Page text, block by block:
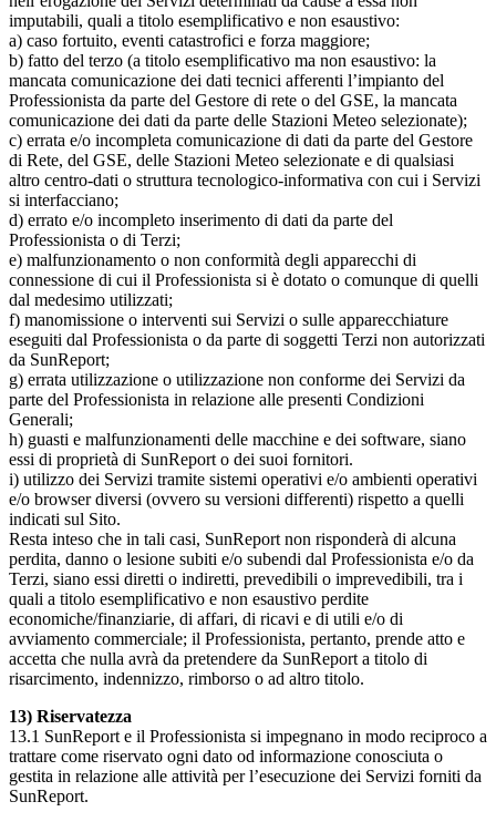
imputabili, quali a titolo esemplificativo e non esaustivo:
a) caso fortuito, eventi catastrofici e forza maggiore;
b) fatto del terzo (a titolo esemplificativo ma non esaustivo: la
mancata comunicazione dei dati tecnici afferenti l’impianto del
Professionista da parte del Gestore di rete o del GSE, la mancata
comunicazione dei dati da parte delle Stazioni Meteo selezionate);
c) errata e/o incompleta comunicazione di dati da parte del Gestore
di Rete, del GSE, delle Stazioni Meteo selezionate e di qualsiasi
altro centro-dati o struttura tecnologico-informativa con cui i Servizi
si interfacciano;
d) errato e/o incompleto inserimento di dati da parte del
Professionista o di Terzi;
e) malfunzionamento o non conformità degli apparecchi di
connessione di cui il Professionista si è dotato o comunque di quelli
dal medesimo utilizzati;
f) manomissione o interventi sui Servizi o sulle apparecchiature
eseguiti dal Professionista o da parte di soggetti Terzi non autorizzati
da SunReport;
g) errata utilizzazione o utilizzazione non conforme dei Servizi da
parte del Professionista in relazione alle presenti Condizioni
Generali;
h) guasti e malfunzionamenti delle macchine e dei software, siano
essi di proprietà di SunReport o dei suoi fornitori.
i) utilizzo dei Servizi tramite sistemi operativi e/o ambienti operativi
e/o browser diversi (ovvero su versioni differenti) rispetto a quelli
indicati sul Sito.
Resta inteso che in tali casi, SunReport non risponderà di alcuna
perdita, danno o lesione subiti e/o subendi dal Professionista e/o da
Terzi, siano essi diretti o indiretti, prevedibili o imprevedibili, tra i
quali a titolo esemplificativo e non esaustivo perdite
economiche/finanziarie, di affari, di ricavi e di utili e/o di
avviamento commerciale; il Professionista, pertanto, prende atto e
accetta che nulla avrà da pretendere da SunReport a titolo di
risarcimento, indennizzo, rimborso o ad altro titolo.
13) Riservatezza
13.1 SunReport e il Professionista si impegnano in modo reciproco a
trattare come riservato ogni dato od informazione conosciuta o
gestita in relazione alle attività per l’esecuzione dei Servizi forniti da
SunReport.